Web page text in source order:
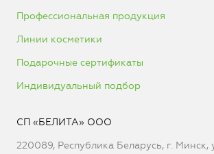
Профессиональная продукция
Линии косметики
Подарочные сертификаты
Индивидуальный подбор
СП «БЕЛИТА» ООО
220089, Республика Беларусь, г. Минск,